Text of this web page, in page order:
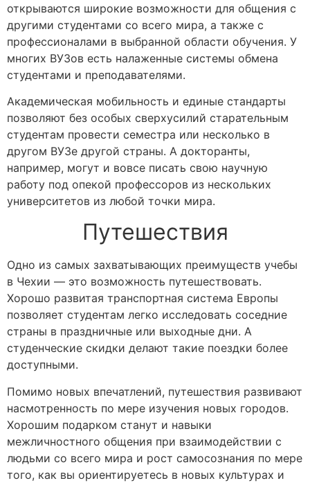
открываются широкие возможности для общения с
другими студентами со всего мира, а также с
профессионалами в выбранной области обучения. У
многих ВУЗов есть налаженные системы обмена
студентами и преподавателями.
Академическая мобильность и единые стандарты
позволяют без особых сверхусилий старательным
студентам провести семестра или несколько в
другом ВУЗе другой страны. А докторанты,
например, могут и вовсе писать свою научную
работу под опекой профессоров из нескольких
университетов из любой точки мира.
Путешествия
Одно из самых захватывающих преимуществ учебы
в Чехии — это возможность путешествовать.
Хорошо развитая транспортная система Европы
позволяет студентам легко исследовать соседние
страны в праздничные или выходные дни. А
студенческие скидки делают такие поездки более
доступными.
Помимо новых впечатлений, путешествия развивают
насмотренность по мере изучения новых городов.
Хорошим подарком станут и навыки
межличностного общения при взаимодействии с
людьми со всего мира и рост самосознания по мере
того, как вы ориентируетесь в новых культурах и